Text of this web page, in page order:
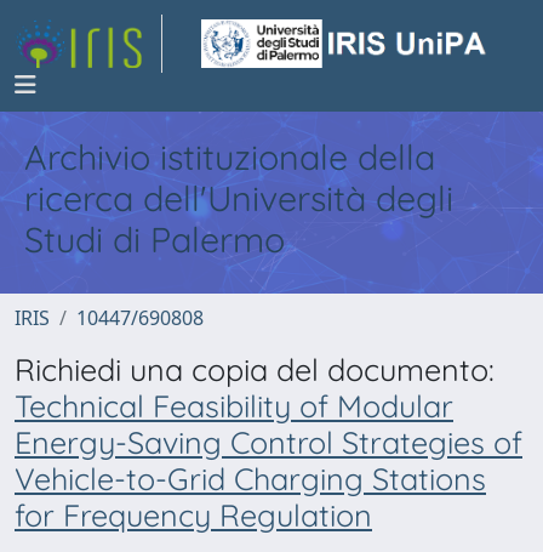
Archivio istituzionale della
ricerca dell'Università degli
Studi di Palermo
IRIS 10447/690808
Richiedi una copia del documento:
Technical Feasibility of Modular
Energy-Saving Control Strategies of
Vehicle-to-Grid Charging Stations
for Frequency Regulation